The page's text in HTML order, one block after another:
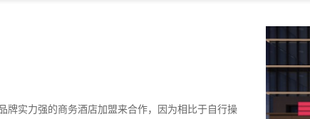
牌实力强的商务酒店加盟来合作，因为相比于自行操